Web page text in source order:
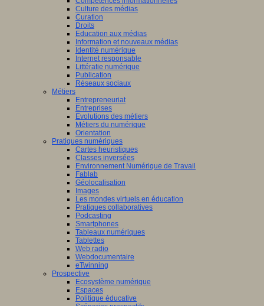
Culture des médias
Curation
Droits
Education aux médias
Information et nouveaux médias
Identité numérique
Internet responsable
Littératie numérique
Publication
Réseaux sociaux
Métiers
Entrepreneuriat
Entreprises
Evolutions des métiers
Métiers du numérique
Orientation
Pratiques numériques
Cartes heuristiques
Classes inversées
Environnement Numérique de Travail
Fablab
Géolocalisation
Images
Les mondes virtuels en éducation
Pratiques collaboratives
Podcasting
Smartphones
Tableaux numériques
Tablettes
Web radio
Webdocumentaire
eTwinning
Prospective
Ecosystème numérique
Espaces
Politique éducative